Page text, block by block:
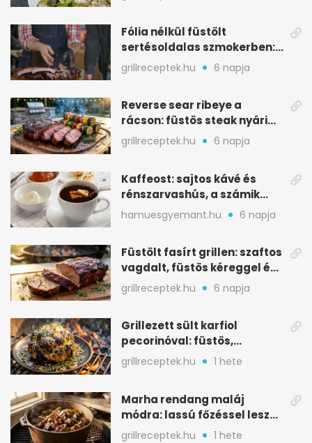
Fólia nélkül füstölt
sertésoldalas szmokerben:
ropogós bark, 6 óra
grillreceptek.hu 6 napja
Reverse sear ribeye a
rácson: füstös steak nyári
tökkebabbal
grillreceptek.hu 6 napja
Kaffeost: sajtos kávé és
rénszarvashús, a számik
melegítő itala
hamuesgyemant.hu 6 napja
Füstölt fasírt grillen: szaftos
vagdalt, füstös kéreggel és
BBQ mázzal
grillreceptek.hu 6 napja
Grillezett sült karfiol
pecorinóval: füstös,
karamellizált nyári kedvenc
grillreceptek.hu 1 hete
Marha rendang maláj
módra: lassú főzéssel lesz
igazán szaftos
grillreceptek.hu 1 hete